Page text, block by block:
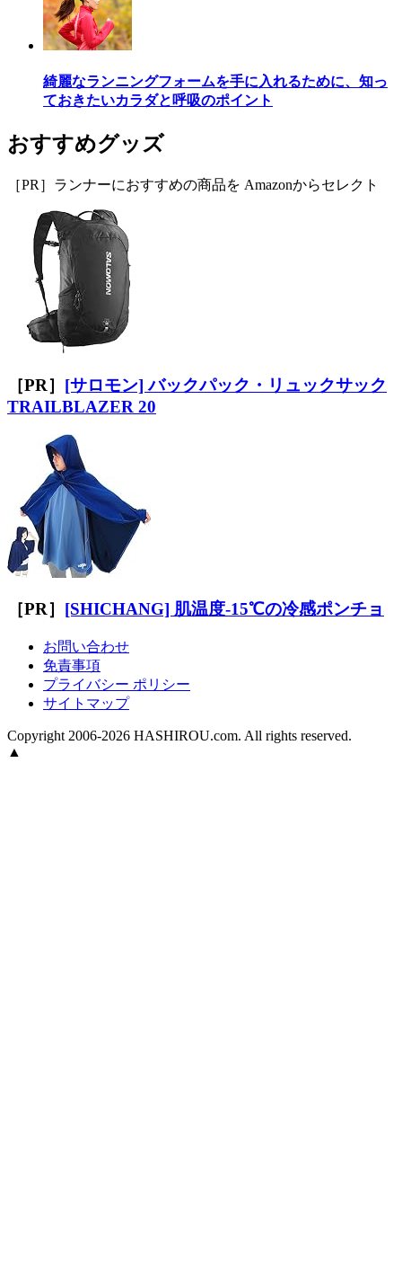
綺麗なランニングフォームを手に入れるために、知っ
ておきたいカラダと呼吸のポイント
おすすめグッズ
［PR］ランナーにおすすめの商品を Amazonからセレクト
［PR］ [サロモン] バックパック・リュックサック
TRAILBLAZER 20
［PR］ [SHICHANG] 肌温度-15℃の冷感ポンチョ
お問い合わせ
免責事項
プライバシー ポリシー
サイトマップ
Copyright 2006-2026 HASHIROU.com. All rights reserved.
▲